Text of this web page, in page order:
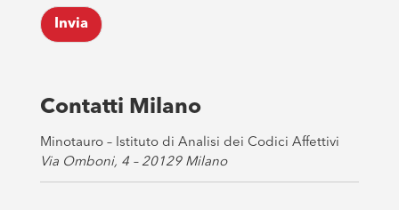
k
b
o
s
*
Invia
Contatti Milano
Minotauro – Istituto di Analisi dei Codici Affettivi
Via Omboni, 4 – 20129 Milano